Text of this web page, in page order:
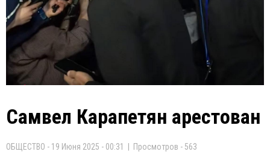
Самвел Карапетян арестован
ОБЩЕСТВО - 19 Июня 2025 - 00:31 | Просмотров - 563